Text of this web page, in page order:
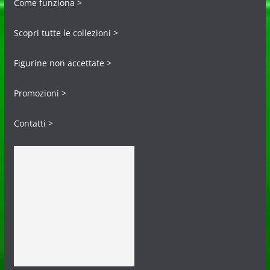
Come funziona >
Scopri tutte le collezioni >
Figurine non accettate >
Promozioni >
Contatti >